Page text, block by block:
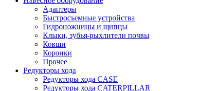
Адаптеры
Быстросъемные устройства
Гидроножницы и щипцы
Клыки, зубья-рыхлители почвы
Ковши
Коронки
Прочее
Редукторы хода
Редукторы хода CASE
Редукторы хода CATERPILLAR